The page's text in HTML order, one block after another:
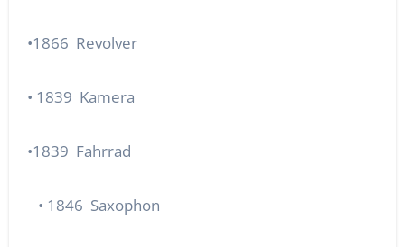
•1866 Revolver
• 1839 Kamera
•1839 Fahrrad
• 1846 Saxophon